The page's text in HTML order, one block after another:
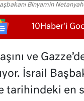
Binyamin
10Haber'i
ve
İsrail
tarihindeki en